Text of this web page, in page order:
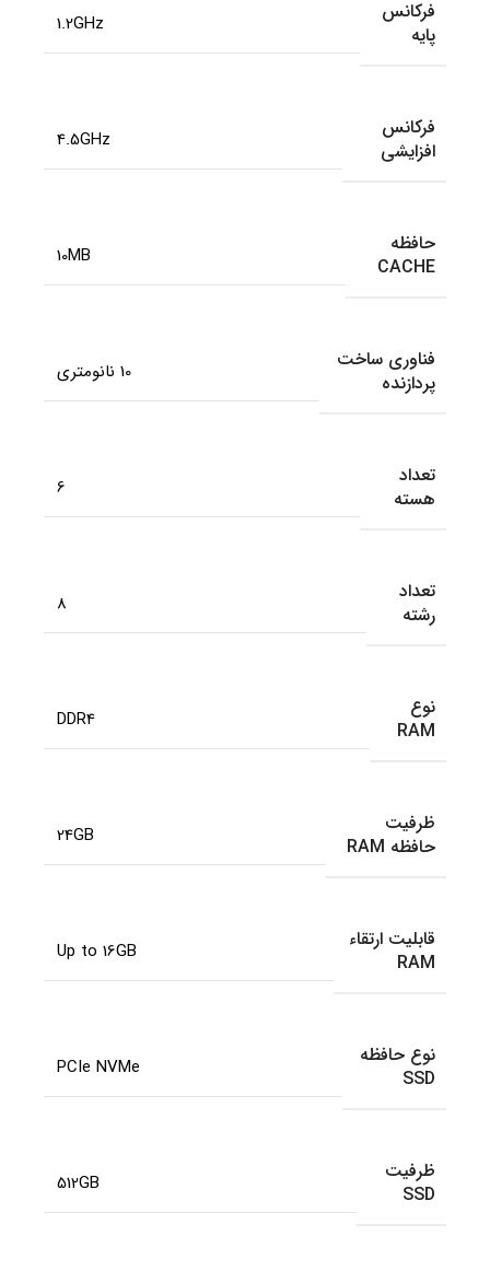
فرکانس
پایه
1.2GHz
فرکانس
افزایشی
4.5GHz
حافظه
CACHE
10MB
فناوری ساخت
پردازنده
10 نانومتری
تعداد
هسته
6
تعداد
رشته
8
نوع
RAM
DDR4
ظرفیت
حافظه RAM
24GB
قابلیت ارتقاء
RAM
Up to 16GB
نوع حافظه
SSD
PCIe NVMe
ظرفیت
SSD
512GB